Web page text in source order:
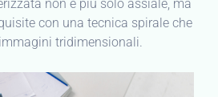
non è più solo assiale, ma
con una tecnica spirale che
tridimensionali.